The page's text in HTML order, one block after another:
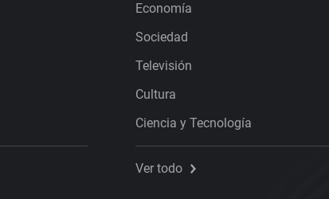
Economía
Sociedad
Televisión
Cultura
Ciencia y Tecnología
Ver todo